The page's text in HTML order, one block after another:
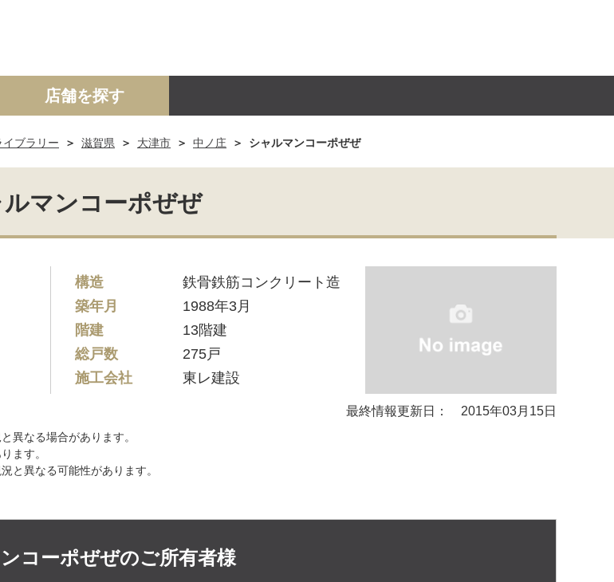
ョン 土地 事業投資用
店舗を探す
ブラリー 滋賀県 大津市 中ノ庄 シャルマンコーポぜぜ
ルマンコーポぜぜ
構造
鉄骨鉄筋コンクリート造
築年月
1988年3月
階建
13階建
総戸数
275戸
施工会社
東レ建設
最終情報更新日： 2015年03月15日
異なる場合があります。
ます。
と異なる可能性があります。
コーポぜぜのご所有者様